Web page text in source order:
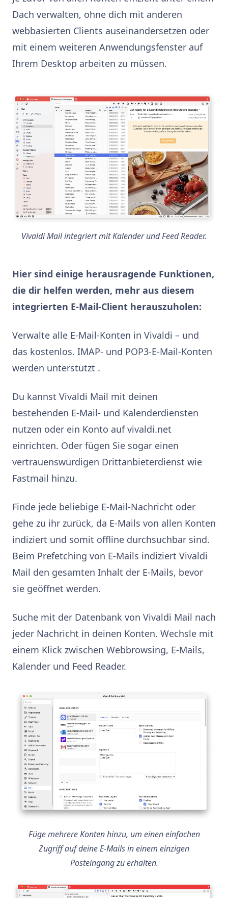
Dach verwalten, ohne dich mit anderen
webbasierten Clients auseinandersetzen oder
mit einem weiteren Anwendungsfenster auf
Ihrem Desktop arbeiten zu müssen.
Vivaldi Mail integriert mit Kalender und Feed Reader.
Hier sind einige herausragende Funktionen,
die dir helfen werden, mehr aus diesem
integrierten E-Mail-Client herauszuholen:
Verwalte alle E-Mail-Konten in Vivaldi – und
das kostenlos. IMAP- und POP3-E-Mail-Konten
werden unterstützt .
Du kannst Vivaldi Mail mit deinen
bestehenden E-Mail- und Kalenderdiensten
nutzen oder ein Konto auf vivaldi.net
einrichten. Oder fügen Sie sogar einen
vertrauenswürdigen Drittanbieterdienst wie
Fastmail hinzu.
Finde jede beliebige E-Mail-Nachricht oder
gehe zu ihr zurück, da E-Mails von allen Konten
indiziert und somit offline durchsuchbar sind.
Beim Prefetching von E-Mails indiziert Vivaldi
Mail den gesamten Inhalt der E-Mails, bevor
sie geöffnet werden.
Suche mit der Datenbank von Vivaldi Mail nach
jeder Nachricht in deinen Konten. Wechsle mit
einem Klick zwischen Webbrowsing, E-Mails,
Kalender und Feed Reader.
Füge mehrere Konten hinzu, um einen einfachen
Zugriff auf deine E-Mails in einem einzigen
Posteingang zu erhalten.